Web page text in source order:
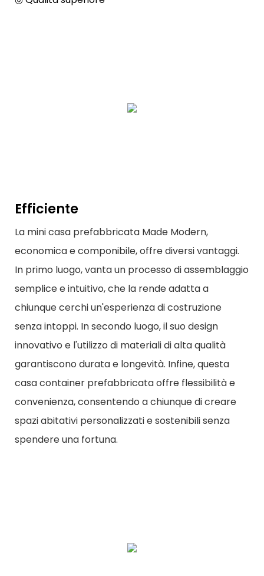
Efficiente
La mini casa prefabbricata Made Modern,
economica e componibile, offre diversi vantaggi.
In primo luogo, vanta un processo di assemblaggio
semplice e intuitivo, che la rende adatta a
chiunque cerchi un'esperienza di costruzione
senza intoppi. In secondo luogo, il suo design
innovativo e l'utilizzo di materiali di alta qualità
garantiscono durata e longevità. Infine, questa
casa container prefabbricata offre flessibilità e
convenienza, consentendo a chiunque di creare
spazi abitativi personalizzati e sostenibili senza
spendere una fortuna.